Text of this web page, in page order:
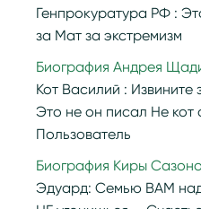
Генпрокуратура РФ :
за Мат за экстремизм
Биография Андрея
Кот Василий : Извините
Это не он писал Не кот
Пользователь
Биография Киры
Эдуард: Семью ВАМ